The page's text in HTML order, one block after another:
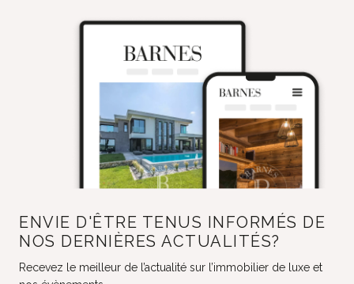
ENVIE D'ÊTRE TENUS INFORMÉS DE
NOS DERNIÈRES ACTUALITÉS?
Recevez le meilleur de l’actualité sur l’immobilier de luxe et